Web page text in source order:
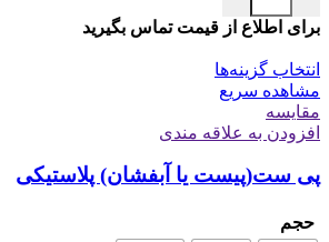
برای اطلاع از قیمت تماس بگیرید
انتخاب گزینه‌ها
مشاهده سریع
مقایسه
افزودن به علاقه مندی
پی ست(پیست یا آبفشان) پلاستیکی
حجم